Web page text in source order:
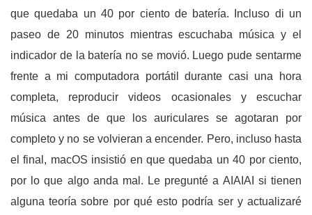
que quedaba un 40 por ciento de batería. Incluso di un
paseo de 20 minutos mientras escuchaba música y el
indicador de la batería no se movió. Luego pude sentarme
frente a mi computadora portátil durante casi una hora
completa, reproducir videos ocasionales y escuchar
música antes de que los auriculares se agotaran por
completo y no se volvieran a encender. Pero, incluso hasta
el final, macOS insistió en que quedaba un 40 por ciento,
por lo que algo anda mal. Le pregunté a AIAIAI si tienen
alguna teoría sobre por qué esto podría ser y actualizaré